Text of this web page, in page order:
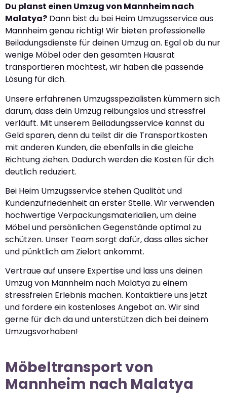
Du planst einen Umzug von Mannheim nach
Malatya? Dann bist du bei Heim Umzugsservice aus
Mannheim genau richtig! Wir bieten professionelle
Beiladungsdienste für deinen Umzug an. Egal ob du nur
wenige Möbel oder den gesamten Hausrat
transportieren möchtest, wir haben die passende
Lösung für dich.
Unsere erfahrenen Umzugsspezialisten kümmern sich
darum, dass dein Umzug reibungslos und stressfrei
verläuft. Mit unserem Beiladungsservice kannst du
Geld sparen, denn du teilst dir die Transportkosten
mit anderen Kunden, die ebenfalls in die gleiche
Richtung ziehen. Dadurch werden die Kosten für dich
deutlich reduziert.
Bei Heim Umzugsservice stehen Qualität und
Kundenzufriedenheit an erster Stelle. Wir verwenden
hochwertige Verpackungsmaterialien, um deine
Möbel und persönlichen Gegenstände optimal zu
schützen. Unser Team sorgt dafür, dass alles sicher
und pünktlich am Zielort ankommt.
Vertraue auf unsere Expertise und lass uns deinen
Umzug von Mannheim nach Malatya zu einem
stressfreien Erlebnis machen. Kontaktiere uns jetzt
und fordere ein kostenloses Angebot an. Wir sind
gerne für dich da und unterstützen dich bei deinem
Umzugsvorhaben!
Möbeltransport von
Mannheim nach Malatya